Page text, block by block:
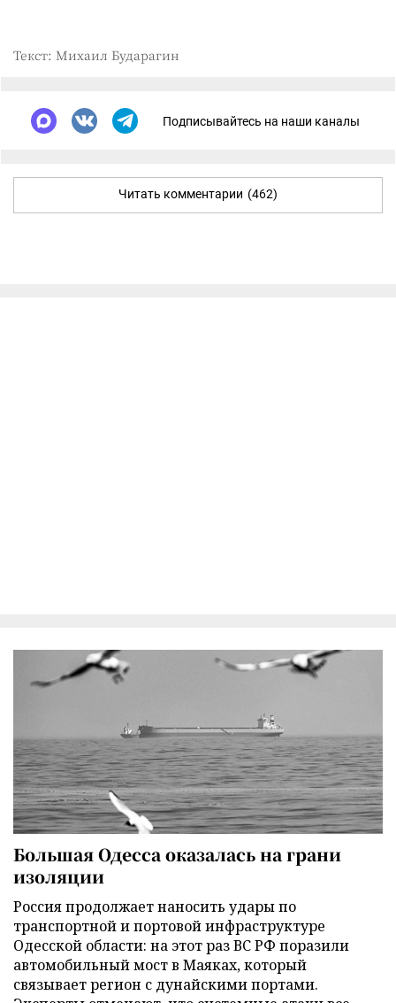
Текст: Михаил Бударагин
Подписывайтесь на наши каналы
Читать комментарии (462)
Большая Одесса оказалась на грани
изоляции
Россия продолжает наносить удары по
транспортной и портовой инфраструктуре
Одесской области: на этот раз ВС РФ поразили
автомобильный мост в Маяках, который
связывает регион с дунайскими портами.